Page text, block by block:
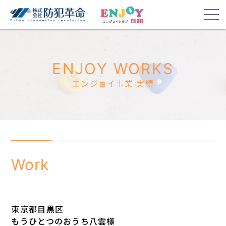
ENJOY WORKS
エンジョイ事業 実績
Work
東京都目黒区
もうひとつのおうち八雲様